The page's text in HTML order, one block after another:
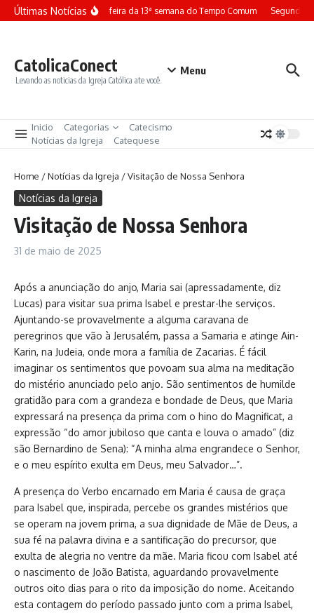
Ir para o conteúdo
Últimas NotíciasTerça-feira da 13ª semana do Tempo Comum Segunda-
CatolicaConect
Levando as noticias da Igreja Católica ate você.
Menu
Inicio Categorias
Catecismo
Notícias da Igreja
Catequese
Home /Notícias da Igreja /Visitação de Nossa Senhora
Notícias da Igreja
Visitação de Nossa Senhora
31 de maio de 2025
Após a anunciação do anjo, Maria sai (apressadamente, diz
Lucas) para visitar sua prima Isabel e prestar-lhe serviços.
Ajuntando-se provavelmente a alguma caravana de
peregrinos que vão à Jerusalém, passa a Samaria e atinge Ain-
Karin, na Judeia, onde mora a família de Zacarias. É fácil
imaginar os sentimentos que povoam sua alma na meditação
do mistério anunciado pelo anjo. São sentimentos de humilde
gratidão para com a grandeza e bondade de Deus, que Maria
expressará na presença da prima com o hino do Magnificat, a
expressão “do amor jubiloso que canta e louva o amado” (diz
são Bernardino de Sena): “A minha alma engrandece o Senhor,
e o meu espírito exulta em Deus, meu Salvador…”.
A presença do Verbo encarnado em Maria é causa de graça
para Isabel que, inspirada, percebe os grandes mistérios que
se operam na jovem prima, a sua dignidade de Mãe de Deus, a
sua fé na palavra divina e a santificação do precursor, que
exulta de alegria no ventre da mãe. Maria ficou com Isabel até
o nascimento de João Batista, aguardando provavelmente
outros oito dias para o rito da imposição do nome. Aceitando
esta contagem do período passado junto com a prima Isabel,